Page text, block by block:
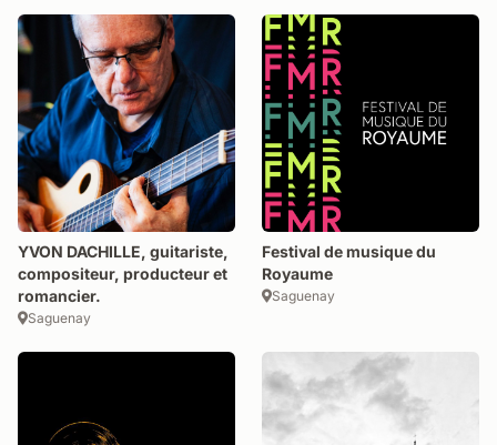
YVON DACHILLE, guitariste,
compositeur, producteur et
romancier.
Saguenay
Festival de musique du
Royaume
Saguenay